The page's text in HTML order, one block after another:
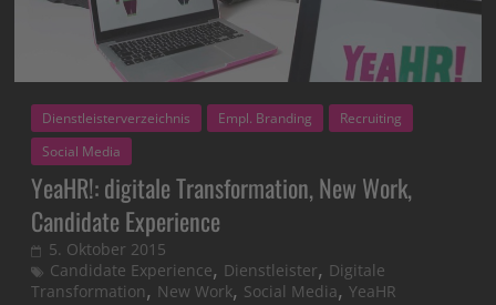
Dienstleisterverzeichnis Empl. Branding
Recruiting
Social Media
YeaHR!: digitale Transformation, New Work,
Candidate Experience
5. Oktober 2015
Candidate Experience, Dienstleister, Digitale
Transformation, New Work, Social Media,YeaHR